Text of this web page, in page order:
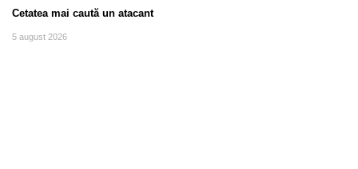
Cetatea mai caută un atacant
5 august 2026